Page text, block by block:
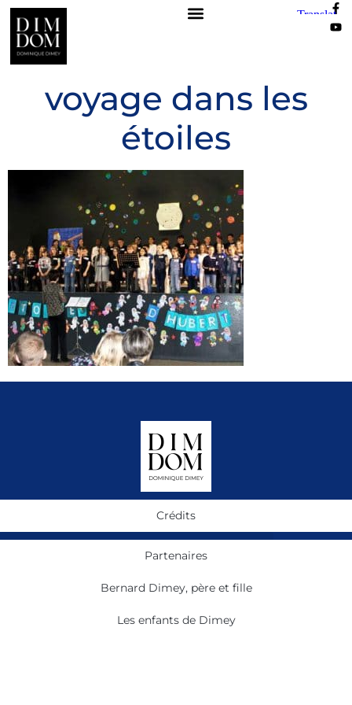
voyage dans les
étoiles
Crédits
Partenaires
Bernard Dimey, père et fille
Les enfants de Dimey